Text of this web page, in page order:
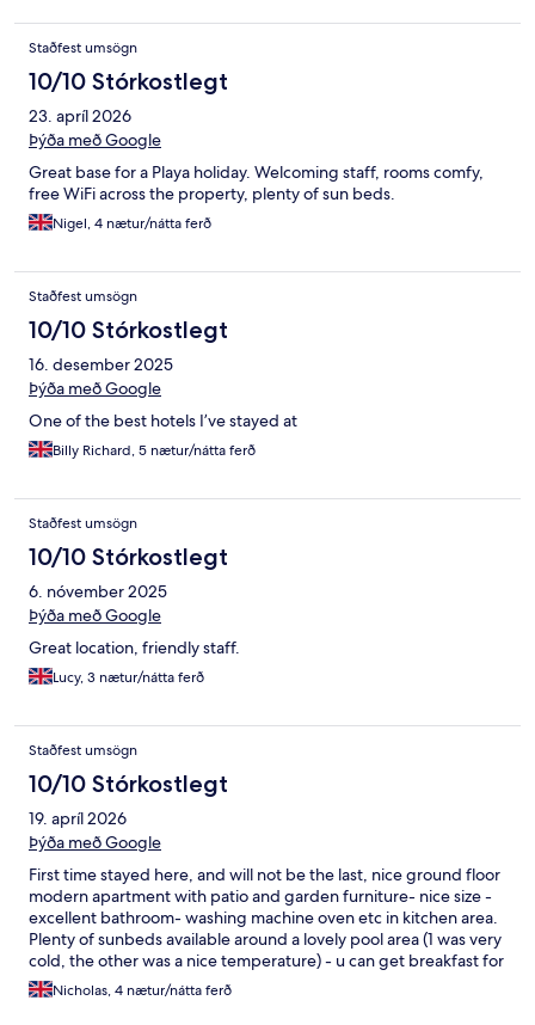
Staðfest umsögn
10/10 Stórkostlegt
23. apríl 2026
Þýða með Google
Great base for a Playa holiday. Welcoming staff, rooms comfy,
free WiFi across the property, plenty of sun beds.
Nigel, 4 nætur/nátta ferð
Staðfest umsögn
10/10 Stórkostlegt
16. desember 2025
Þýða með Google
One of the best hotels I’ve stayed at
Billy Richard, 5 nætur/nátta ferð
Staðfest umsögn
10/10 Stórkostlegt
6. nóvember 2025
Þýða með Google
Great location, friendly staff.
Lucy, 3 nætur/nátta ferð
Staðfest umsögn
10/10 Stórkostlegt
19. apríl 2026
Þýða með Google
First time stayed here, and will not be the last, nice ground floor
modern apartment with patio and garden furniture- nice size -
excellent bathroom- washing machine oven etc in kitchen area.
Plenty of sunbeds available around a lovely pool area (1 was very
cold, the other was a nice temperature) - u can get breakfast for
€15 per person ( we didn’t) the restaurant does excellent
lunches - huge portions! Good quality- all around very nice
Nicholas, 4 nætur/nátta ferð